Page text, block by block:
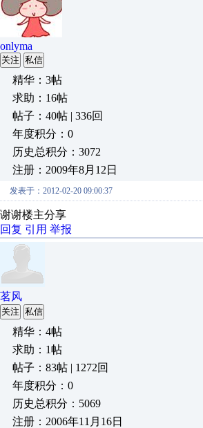
onlyma
关注 私信
精华：3帖
求助：16帖
帖子：40帖 | 336回
年度积分：0
历史总积分：3072
注册：2009年8月12日
发表于：2012-02-20 09:00:37
谢谢楼主分享
回复 引用 举报
茗风
关注 私信
精华：4帖
求助：1帖
帖子：83帖 | 1272回
年度积分：0
历史总积分：5069
注册：2006年11月16日